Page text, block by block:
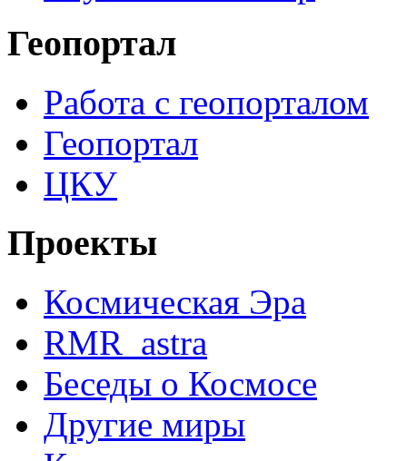
Геопортал
Работа с геопорталом
Геопортал
ЦКУ
Проекты
Космическая Эра
RMR_astra
Беседы о Космосе
Другие миры